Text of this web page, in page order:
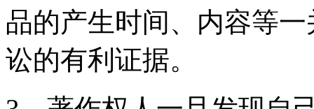
品的产生时间、内容等
讼的有利证据。